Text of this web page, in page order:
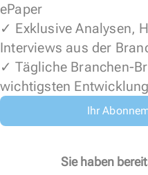
ePaper
✓ Exklusive Analysen,
Interviews aus der
✓ Tägliche Branchen-
wichtigsten
Ihr
Sie haben